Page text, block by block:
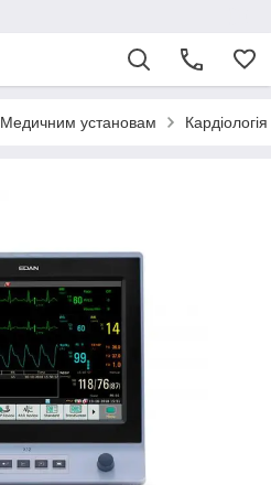
Медичним установам Кардіологія